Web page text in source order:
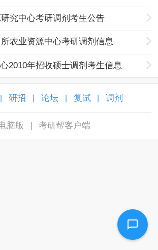
究中心考研调剂考生公告
农业资源中心考研调剂信息
2010年招收硕士调剂考生信息
研招 论坛 复试 调剂
脑版 考研帮客户端